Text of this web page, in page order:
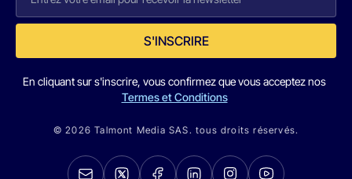
S'INSCRIRE
En cliquant sur s'inscrire, vous confirmez que vous acceptez nos
Termes et Conditions
© 2026 Talmont Media SAS. tous droits réservés.